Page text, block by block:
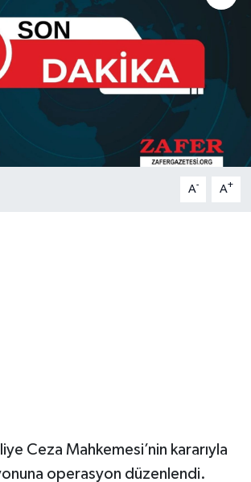
A- A+
Ceza Mahkemesi’nin kararıyla
operasyon düzenlendi.